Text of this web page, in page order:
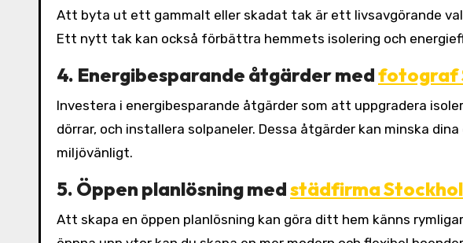
Att byta ut ett gammalt eller skadat tak är ett livsavgörande
Ett nytt tak kan också förbättra hemmets isolering och
4. Energibesparande åtgärder medfotograf
Investera i energibesparande åtgärder som att uppgradera
dörrar, och installera solpaneler. Dessa åtgärder kan minska
miljövänligt.
5. Öppen planlösning medstädfirma
Att skapa en öppen planlösning kan göra ditt hem känns